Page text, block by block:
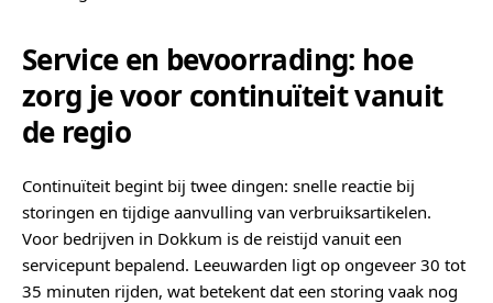
Service en bevoorrading: hoe
zorg je voor continuïteit vanuit
de regio
Continuïteit begint bij twee dingen: snelle reactie bij
storingen en tijdige aanvulling van verbruiksartikelen.
Voor bedrijven in Dokkum is de reistijd vanuit een
servicepunt bepalend. Leeuwarden ligt op ongeveer 30 tot
35 minuten rijden, wat betekent dat een storing vaak nog